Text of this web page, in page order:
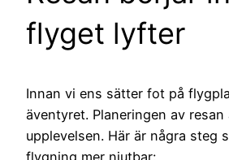
flyget lyfter
Innan vi ens sätter fot på
äventyret. Planeringen av resan
upplevelsen. Här är några steg
flygning mer njutbar: